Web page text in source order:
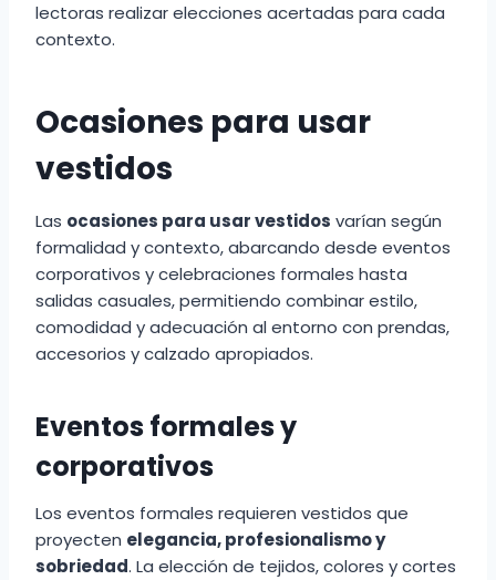
lectoras realizar elecciones acertadas para cada
contexto.
Ocasiones para usar
vestidos
Las ocasiones para usar vestidos varían según
formalidad y contexto, abarcando desde eventos
corporativos y celebraciones formales hasta
salidas casuales, permitiendo combinar estilo,
comodidad y adecuación al entorno con prendas,
accesorios y calzado apropiados.
Eventos formales y
corporativos
Los eventos formales requieren vestidos que
proyecten elegancia, profesionalismo y
sobriedad. La elección de tejidos, colores y cortes